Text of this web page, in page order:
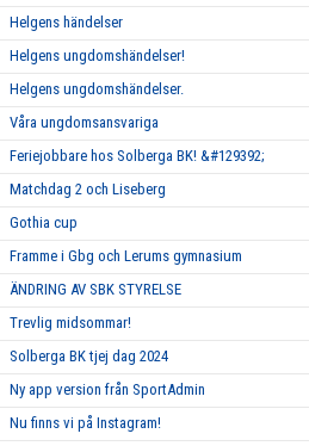
Helgens händelser
Helgens ungdomshändelser!
Helgens ungdomshändelser.
Våra ungdomsansvariga
Feriejobbare hos Solberga BK! &#129392;
Matchdag 2 och Liseberg
Gothia cup
Framme i Gbg och Lerums gymnasium
ÄNDRING AV SBK STYRELSE
Trevlig midsommar!
Solberga BK tjej dag 2024
Ny app version från SportAdmin
Nu finns vi på Instagram!